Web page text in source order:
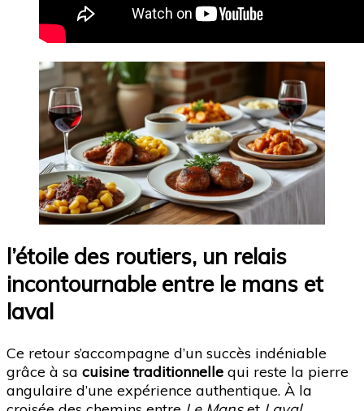
l’étoile des routiers, un relais
incontournable entre le mans et
laval
Ce retour s’accompagne d’un succès indéniable
grâce à sa cuisine traditionnelle qui reste la pierre
angulaire d’une expérience authentique. À la